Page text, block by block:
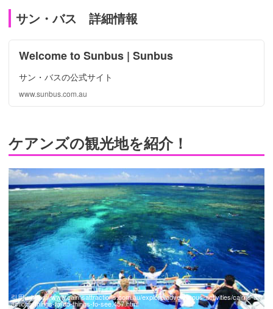
サン・バス 詳細情報
Welcome to Sunbus | Sunbus
サン・バスの公式サイト
www.sunbus.com.au
ケアンズの観光地を紹介！
引用：https://www.cairnsattractions.com.au/explore/adventurous-activities/cairns-attr
actions-things-to-do-things-to-see.457.html